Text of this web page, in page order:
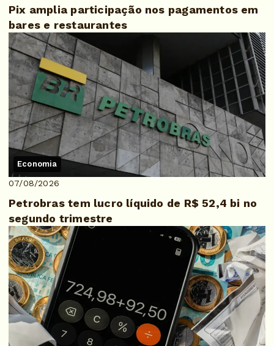
Pix amplia participação nos pagamentos em
bares e restaurantes
Economia
07/08/2026
Petrobras tem lucro líquido de R$ 52,4 bi no
segundo trimestre